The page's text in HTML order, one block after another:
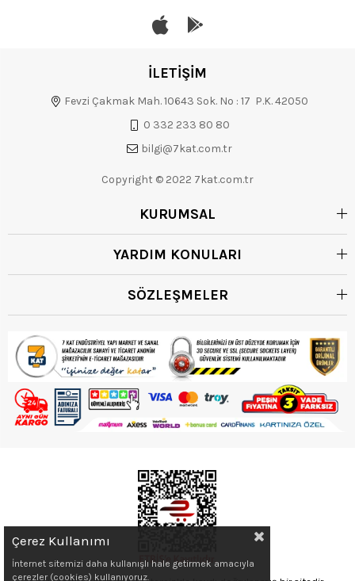
İLETİŞİM
Fevzi Çakmak Mah. 10643 Sok. No : 17 P.K. 42050
0 332 233 80 80
bilgi@7kat.com.tr
Copyright © 2022 7kat.com.tr
KURUMSAL
YARDIM KONULARI
SÖZLEŞMELER
Çerez Kullanımı
İnternet sitemizi daha kullanışlı hale getirmek amacıyla
çerezler (cookies) kullanıyoruz.